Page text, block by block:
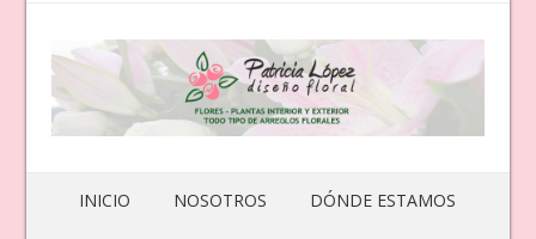
INICIO NOSOTROS DÓNDE ESTAMOS